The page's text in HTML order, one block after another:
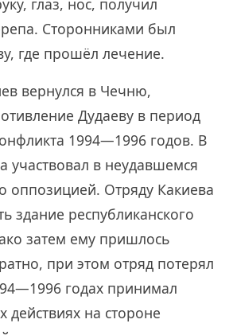
глаз, нос, получил
Сторонниками был
где прошёл лечение.
вернулся в Чечню,
Дудаеву в период
1994—1996 годов. В
участвовал в неудавшемся
оппозицией. Отряду Какиева
здание республиканского
затем ему пришлось
при этом отряд потерял
годах принимал
действиях на стороне